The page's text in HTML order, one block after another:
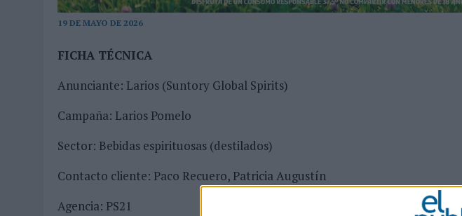
04/08/2026 | BABARIA Y MAXIBON SON ‘EL MATCH PERFECTO DEL VERANO’
19 DE MAYO DE 2026
FICHA TÉCNICA
Anunciante: Larios (Suntory Global Spirits)
Campaña: Larios Pomelo
Sector: Bebidas espirituosas (destilados)
Contacto cliente: Paco Recuero, Patricia Augustín
Agencia: PS21